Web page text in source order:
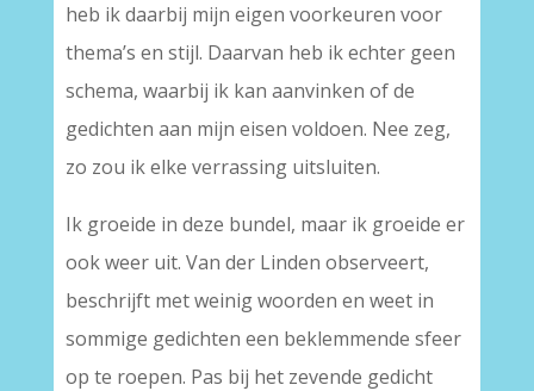
heb ik daarbij mijn eigen voorkeuren voor
thema’s en stijl. Daarvan heb ik echter geen
schema, waarbij ik kan aanvinken of de
gedichten aan mijn eisen voldoen. Nee zeg,
zo zou ik elke verrassing uitsluiten.
Ik groeide in deze bundel, maar ik groeide er
ook weer uit. Van der Linden observeert,
beschrijft met weinig woorden en weet in
sommige gedichten een beklemmende sfeer
op te roepen. Pas bij het zevende gedicht